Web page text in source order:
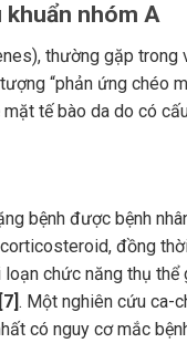
khuẩn nhóm A
thường gặp
“phản ứng chéo
tế bào da do có
bệnh được bệnh
đồng
loạn chức năng thụ
[7]. Một nghiên cứu ca-
có nguy cơ mắc